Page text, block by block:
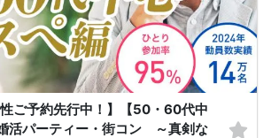
性ご予約先行中！】【50・60代中
活パーティー・街コン ～真剣な